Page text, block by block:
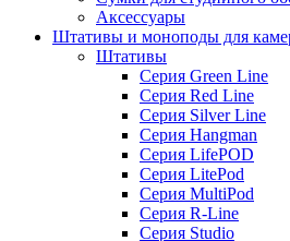
Аксессуары
Штативы и моноподы для
Штативы
Серия Green Line
Серия Red Line
Серия Silver Line
Серия Hangman
Серия LifePOD
Серия LitePod
Серия MultiPod
Серия R-Line
Серия Studio